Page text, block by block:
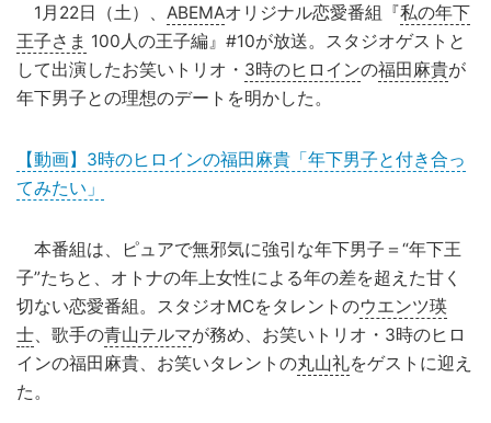
1月22日（土）、 ABEMAオリジナル恋愛番組『私の年下
王子さま 100人の王子編』#10が放送。スタジオゲストと
して出演したお笑いトリオ・ 3時のヒロインの福田麻貴が
年下男子との理想のデートを明かした。
【動画】3時のヒロインの福田麻貴「年下男子と付き合っ
てみたい」
本番組は、ピュアで無邪気に強引な年下男子＝“年下王
子”たちと、オトナの年上女性による年の差を超えた甘く
切ない恋愛番組。スタジオMCをタレントのウエンツ瑛
士 、歌手の青山テルマが務め、お笑いトリオ・3時のヒロ
インの福田麻貴、お笑いタレントの丸山礼をゲストに迎え
た。